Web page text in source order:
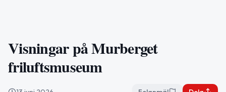
Visningar på Murberget
friluftsmuseum